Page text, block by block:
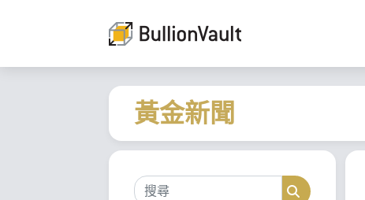
黃金新聞
搜尋 搜尋